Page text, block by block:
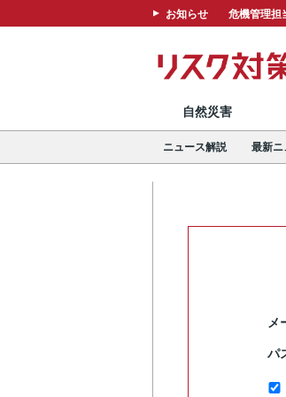
お知らせ 危機管理担
自然災害
ニュース解説 最新ニ
メ
パ